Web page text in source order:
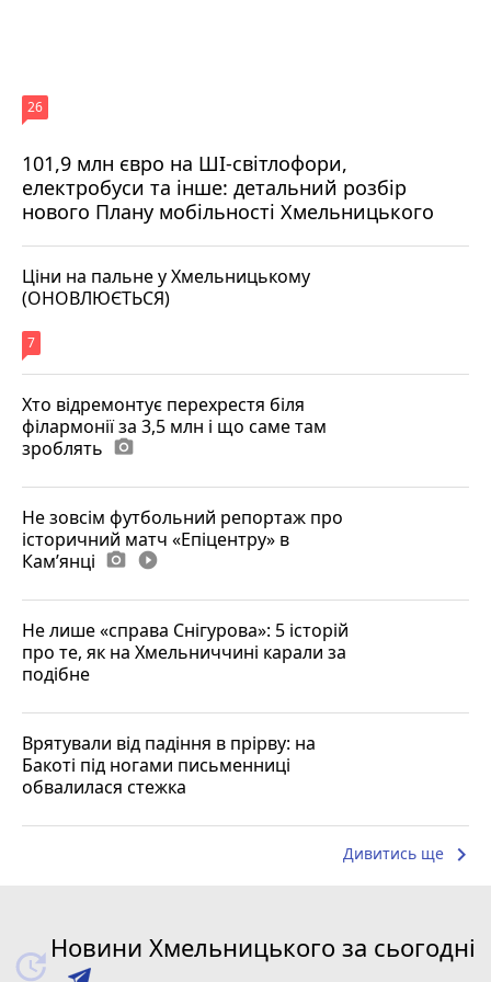
101,9 млн євро на ШІ-світлофори,
електробуси та інше: детальний розбір
нового Плану мобільності Хмельницького
26
Ціни на пальне у Хмельницькому
(ОНОВЛЮЄТЬСЯ)
7
Хто відремонтує перехрестя біля
філармонії за 3,5 млн і що саме там
зроблять photo_camera
Не зовсім футбольний репортаж про
історичний матч «Епіцентру» в
Камʼянці photo_camera play_circle_filled
Не лише «справа Снігурова»: 5 історій
про те, як на Хмельниччині карали за
подібне
Врятували від падіння в прірву: на
Бакоті під ногами письменниці
обвалилася стежка
Дивитись ще keyboard_arrow_right
Новини Хмельницького за сьогодні